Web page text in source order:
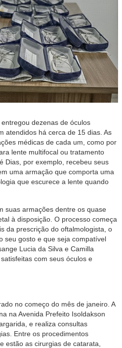
dezenas de óculos
atendidos há cerca de 15 dias. As
médicas de cada um, como por
lente multifocal ou tratamento
Dias, por exemplo, recebeu seus
uma armação que comporta uma
que escurece a lente quando
suas armações dentre os quase
à disposição. O processo começa
da prescrição do oftalmologista, o
seu gosto e que seja compatível
Lucia da Silva e Camilla
com seus óculos e
no começo do mês de janeiro. A
na Avenida Prefeito Isoldakson
e realiza consultas
Entre os procedimentos
estão as cirurgias de catarata,